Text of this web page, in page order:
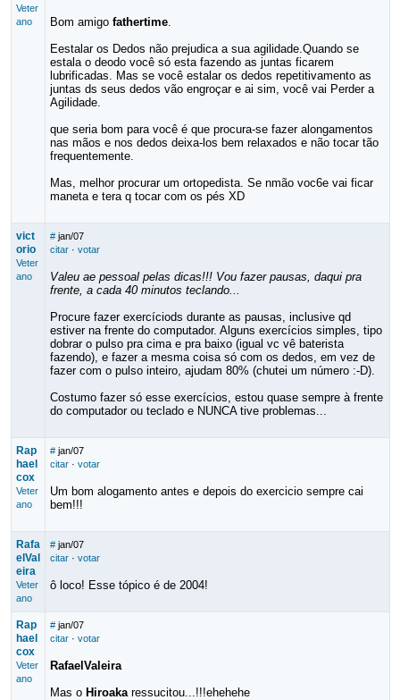
Veter
ano
Bom amigo fathertime.
Eestalar os Dedos não prejudica a sua agilidade.Quando se
estala o deodo você só esta fazendo as juntas ficarem
lubrificadas. Mas se você estalar os dedos repetitivamento as
juntas ds seus dedos vão engroçar e ai sim, você vai Perder a
Agilidade.
que seria bom para você é que procura-se fazer alongamentos
nas mãos e nos dedos deixa-los bem relaxados e não tocar tão
frequentemente.
Mas, melhor procurar um ortopedista. Se nmão voc6e vai ficar
maneta e tera q tocar com os pés XD
vict
orio
Veter
ano
# jan/07
citar· votar
Valeu ae pessoal pelas dicas!!! Vou fazer pausas, daqui pra
frente, a cada 40 minutos teclando...
Procure fazer exercíciods durante as pausas, inclusive qd
estiver na frente do computador. Alguns exercícios simples, tipo
dobrar o pulso pra cima e pra baixo (igual vc vê baterista
fazendo), e fazer a mesma coisa só com os dedos, em vez de
fazer com o pulso inteiro, ajudam 80% (chutei um número :-D).
Costumo fazer só esse exercícios, estou quase sempre à frente
do computador ou teclado e NUNCA tive problemas...
Rap
hael
cox
Veter
ano
# jan/07
citar· votar
Um bom alogamento antes e depois do exercicio sempre cai
bem!!!
Rafa
elVal
eira
Veter
ano
# jan/07
citar· votar
ô loco! Esse tópico é de 2004!
Rap
hael
cox
Veter
ano
# jan/07
citar· votar
RafaelValeira
Mas o Hiroakaressucitou...!!!ehehehe